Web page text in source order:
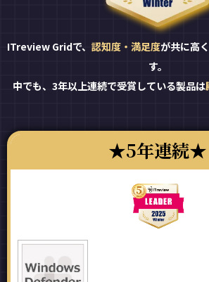
ITreview Gridで、 認知度・満足度が共に高
す。
中でも、3年以上連続で受賞している製品は
5年連続